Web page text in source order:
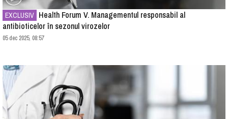
EXCLUSIV
antibioticelor în sezonul virozelor
05 dec 2025, 08:57